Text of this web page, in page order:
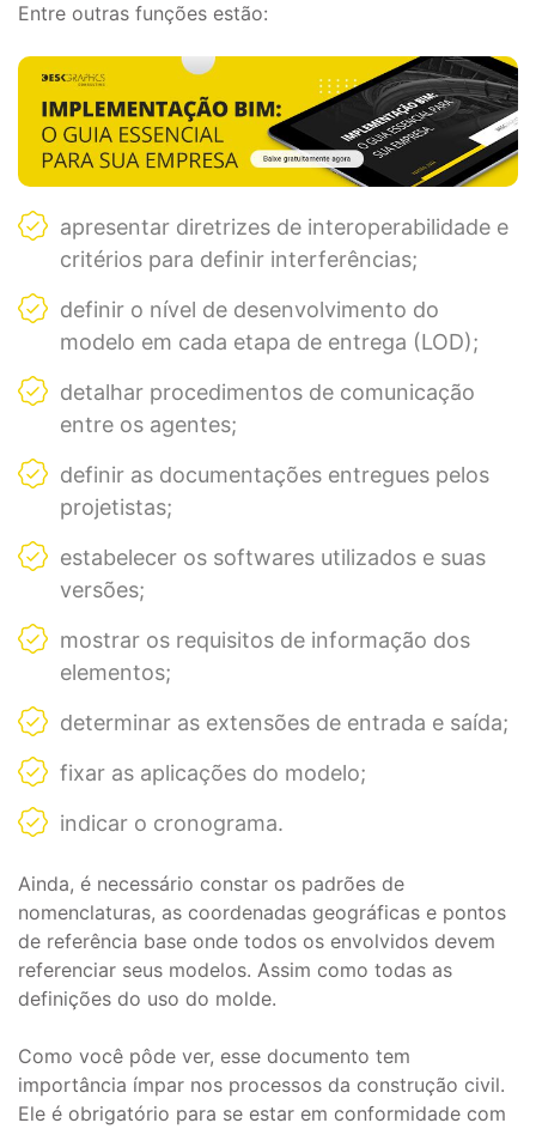
Entre outras funções estão:
apresentar diretrizes de interoperabilidade e
critérios para definir interferências;
definir o nível de desenvolvimento do
modelo em cada etapa de entrega (LOD);
detalhar procedimentos de comunicação
entre os agentes;
definir as documentações entregues pelos
projetistas;
estabelecer os softwares utilizados e suas
versões;
mostrar os requisitos de informação dos
elementos;
determinar as extensões de entrada e saída;
fixar as aplicações do modelo;
indicar o cronograma.
Ainda, é necessário constar os padrões de
nomenclaturas, as coordenadas geográficas e pontos
de referência base onde todos os envolvidos devem
referenciar seus modelos. Assim como todas as
definições do uso do molde.
Como você pôde ver, esse documento tem
importância ímpar nos processos da construção civil.
Ele é obrigatório para se estar em conformidade com